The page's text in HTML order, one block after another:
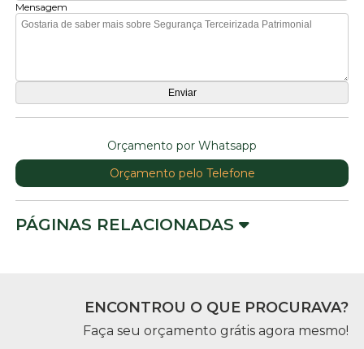
Mensagem
Orçamento por Whatsapp
Orçamento pelo Telefone
PÁGINAS RELACIONADAS
ENCONTROU O QUE PROCURAVA?
Faça seu orçamento grátis agora mesmo!